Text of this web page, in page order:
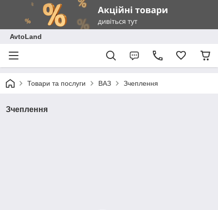
AvtoLand
Товари та послуги ВАЗ Зчеплення
Зчеплення